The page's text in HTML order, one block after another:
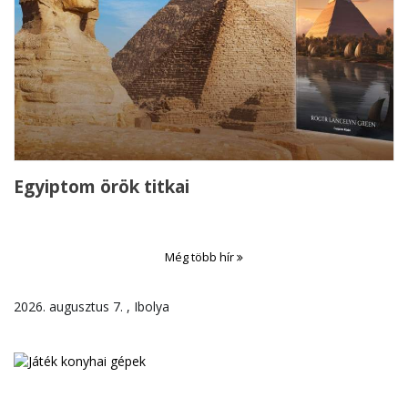
Egyiptom örök titkai
Még több hír
2026. augusztus 7. , Ibolya